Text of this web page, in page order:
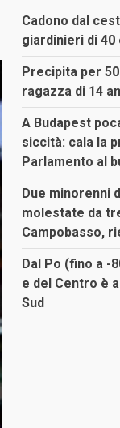
Cadono dal
giardinieri di 40
Precipita per
ragazza di 14
A Budapest
siccità: cala la
Parlamento al
Due minorenni
molestate da
Campobasso,
Dal Po (fino a -
e del Centro è
Sud